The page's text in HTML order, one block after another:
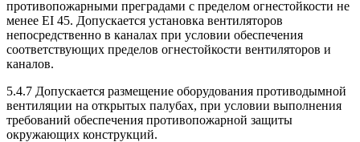
противопожарными преградами с пределом огнестойкости не
менее EI 45. Допускается установка вентиляторов
непосредственно в каналах при условии обеспечения
соответствующих пределов огнестойкости вентиляторов и
каналов.
5.4.7 Допускается размещение оборудования противодымной
вентиляции на открытых палубах, при условии выполнения
требований обеспечения противопожарной защиты
окружающих конструкций.